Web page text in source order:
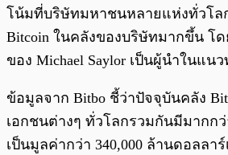
โน้มที่บริษัทมหาชนหลายแห่งทั่วโล
Bitcoin ในคลังของบริษัทมากขึ้น โด
ของ Michael Saylor เป็นผู้นำในแน
ข้อมูลจาก Bitbo ชี้ว่าปัจจุบันคลัง
เอกชนต่างๆ ทั่วโลกรวมกันมีมากก
เป็นมูลค่ากว่า 340,000 ล้านดอลลาร์